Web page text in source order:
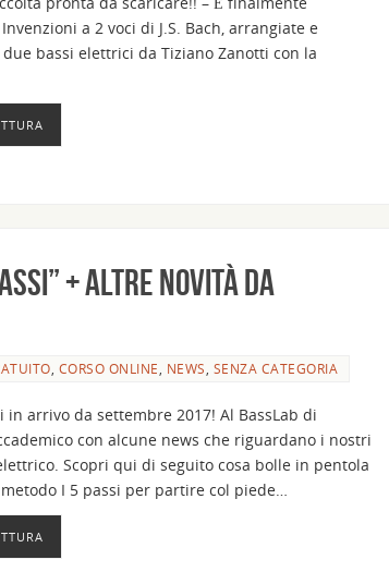
a 2 voci di J.S. Bach, arrangiate e
bassi elettrici da Tiziano Zanotti con la
+ altre novità da
CORSO ONLINE NEWS SENZA CATEGORIA
arrivo da settembre 2017! Al BassLab di
con alcune news che riguardano i nostri
Scopri qui di seguito cosa bolle in pentola
I 5 passi per partire col piede…